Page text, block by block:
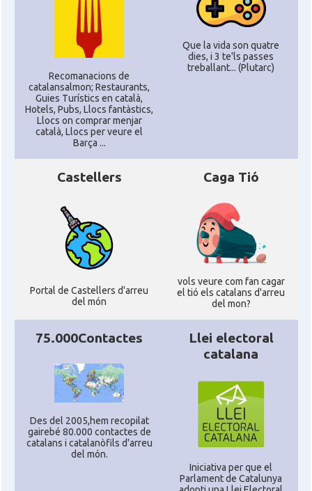
Recomanacions de
catalansalmon; Restaurants,
Guies Turístics en català,
Hotels, Pubs, Llocs fantàstics,
Llocs on comprar menjar
català, Llocs per veure el
Barça ...
Que la vida son quatre
dies, i 3 te'ls passes
treballant... (Plutarc)
Castellers
Portal de Castellers d'arreu
del món
Caga Tió
vols veure com fan cagar
el tió els catalans d'arreu
del mon?
75.000Contactes
Des del 2005,hem recopilat
gairebé 80.000 contactes de
catalans i catalanòfils d'arreu
del món.
Llei electoral
catalana
Iniciativa per que el
Parlament de Catalunya